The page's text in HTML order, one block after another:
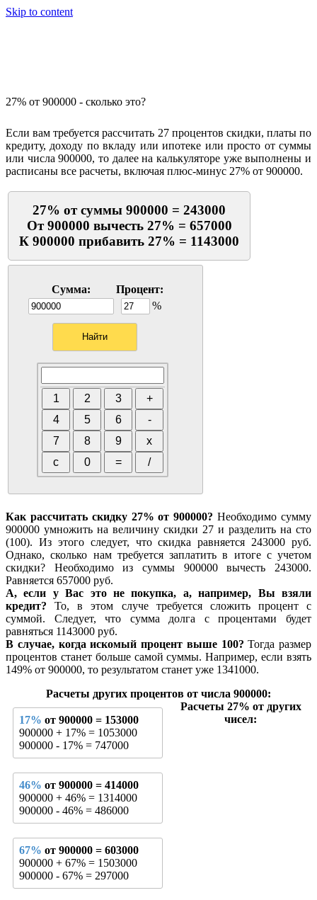
Skip to content
27% от 900000 - сколько это?
Если вам требуется рассчитать 27 процентов скидки, платы по
кредиту, доходу по вкладу или ипотеке или просто от суммы
или числа 900000, то далее на калькуляторе уже выполнены и
расписаны все расчеты, включая плюс-минус 27% от 900000.
27% от суммы 900000 = 243000
От 900000 вычесть 27% = 657000
К 900000 прибавить 27% = 1143000
Сумма:
Процент:
%
Как рассчитать скидку 27% от 900000? Необходимо сумму
900000 умножить на величину скидки 27 и разделить на сто
(100). Из этого следует, что скидка равняется 243000 руб.
Однако, сколько нам требуется заплатить в итоге с учетом
скидки? Необходимо из суммы 900000 вычесть 243000.
Равняется 657000 руб.
А, если у Вас это не покупка, а, например, Вы взяли
кредит? То, в этом случе требуется сложить процент с
суммой. Следует, что сумма долга с процентами будет
равняться 1143000 руб.
В случае, когда искомый процент выше 100? Тогда размер
процентов станет больше самой суммы. Например, если взять
149% от 900000, то результатом станет уже 1341000.
Расчеты других процентов от числа 900000:
17% от 900000 = 153000
900000 + 17% = 1053000
900000 - 17% = 747000
46% от 900000 = 414000
900000 + 46% = 1314000
900000 - 46% = 486000
67% от 900000 = 603000
900000 + 67% = 1503000
900000 - 67% = 297000
Расчеты 27% от других
чисел: